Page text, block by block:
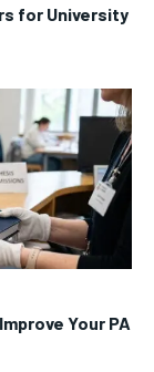
for University
Your PA